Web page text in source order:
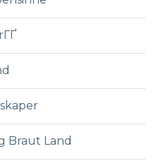
Braut Land